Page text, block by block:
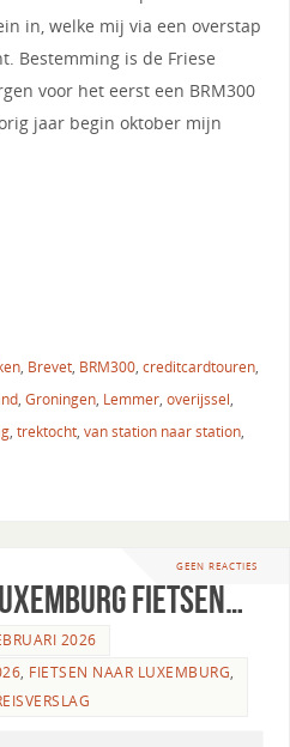
in, welke mij via een overstap
Bestemming is de Friese
voor het eerst een BRM300
jaar begin oktober mijn
, Brevet, BRM300, creditcardtouren,
, Groningen, Lemmer, overijssel,
, trektocht, van station naar station,
GEEN REACTIES
fietsen…
2026
, FIETSEN NAAR LUXEMBURG,